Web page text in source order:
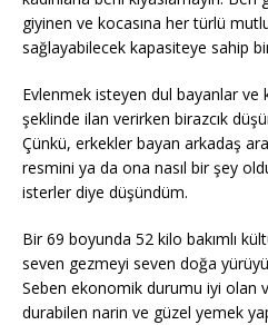
giyinen ve kocasına her türlü
sağlayabilecek kapasiteye sahip bir
Evlenmek isteyen dul bayanlar ve
şeklinde ilan verirken birazcık
Çünkü, erkekler bayan arkadaş
resmini ya da ona nasıl bir şey
isterler diye düşündüm.
Bir 69 boyunda 52 kilo bakımlı
seven gezmeyi seven doğa
Seben ekonomik durumu iyi olan
durabilen narin ve güzel yemek